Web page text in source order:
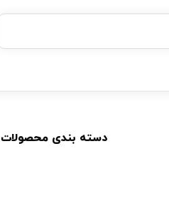
خرید قسطی با ترب‌پی
۴ قسط، بدون کارمزد
دسته بندی محصولات